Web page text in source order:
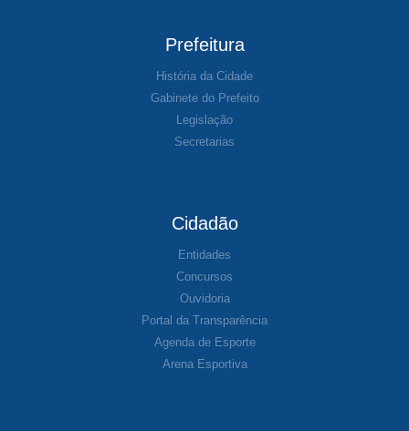
Prefeitura
História da Cidade
Gabinete do Prefeito
Legislação
Secretarias
Cidadão
Entidades
Concursos
Ouvidoria
Portal da Transparência
Agenda de Esporte
Arena Esportiva